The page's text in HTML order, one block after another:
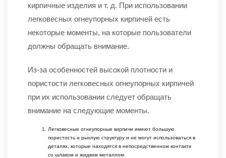
кирпичные изделия и т. д. При использовании
легковесных огнеупорных кирпичей есть
некоторые моменты, на которые пользователи
должны обращать внимание.
Из-за особенностей высокой плотности и
пористости легковесных огнеупорных кирпичей
при их использовании следует обращать
внимание на следующие моменты.
Легковесные огнеупорные кирпичи имеют большую
пористость и рыхлую структуру и не могут использоваться в
деталях, которые находятся в непосредственном контакте
со шлаком и жидким металлом.